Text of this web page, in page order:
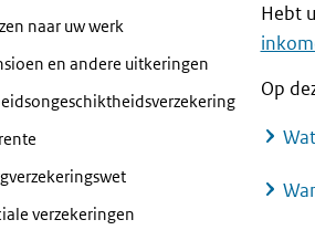
naar uw werk
en andere uitkeringen
verzekeringen
Hebt
Op